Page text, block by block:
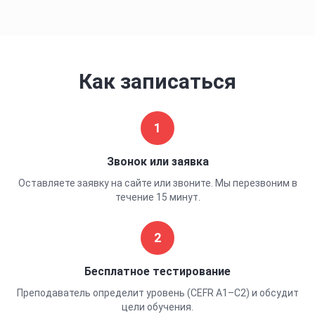
Как записаться
1
Звонок или заявка
Оставляете заявку на сайте или звоните. Мы перезвоним в
течение 15 минут.
2
Бесплатное тестирование
Преподаватель определит уровень (CEFR A1–C2) и обсудит
цели обучения.